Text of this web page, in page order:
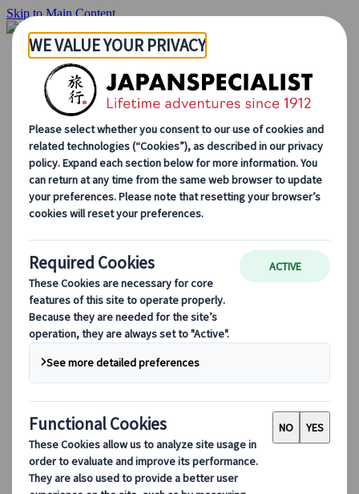
Skip to Main Content
Hjemmesiden
Reiser
Individuelle reiser
Gruppereiser
Kjør-selv ferie
Utflukter
Skreddersydde gruppereiser
Japan Rail Pass
Hvordan vi jobber
Om oss
Vårt team
Bli en del av teamet vårt
Sesongbaserte reisetips
Høydepunkter fra destinasjonen
Kulturell innsikt
Kulinariske eventyr
Utforsk Japan med tog
Ofte stilte spørsmål
Viktig informasjon
Etikette i Japan
Kjøring i Japan
Booking hos oss
Japan Rail Pass
Overnatting
Online reiseråd
Japanspecialist
Destinasjoner
Alle Destinasjoner
Aso-vulkanen